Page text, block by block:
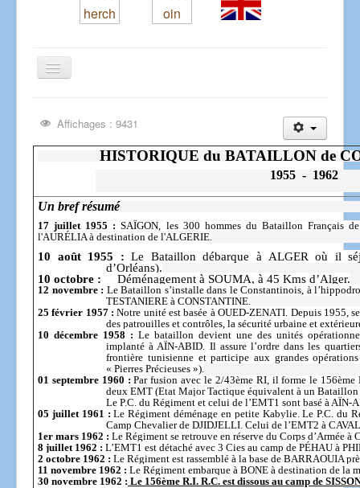
Affichages : 9431
HISTORIQUE du BATAILLON de
1955 - 1962
Un bref résumé
17 juillet 1955 : SAÏGON, les 300 hommes du Bataillon Français
l'AURÉLIA à destination de l'ALGERIE.
10 août 1955 : Le Bataillon débarque à ALGER où il
d’Orléans).
10 octobre :
Déménagement à SOUMA, à 45 Kms d’Alger.
12 novembre : Le Bataillon s’installe dans le Constantinois, à
TESTANIERE à CONSTANTINE.
25 février 1957 : Notre unité est basée à OUED-ZENATI. Depuis 1955,
des patrouilles et contrôles, la sécurité urbaine et
10 décembre 1958 : Le bataillon devient une des unités
implanté à AÏN-ABID. Il assure l’ordre dans les
frontière tunisienne et participe aux grandes
« Pierres Précieuses »).
01 septembre 1960 : Par fusion avec le 2/43èmeRI, il forme le 156ème
deux EMT (Etat Major Tactique équivalent à un
Le P.C. du Régiment et celui de l’EMT1 sont basé à AÏN-
05 juillet 1961 : Le Régiment déménage en petite Kabylie. Le P.C. du
Camp Chevalier de DJIDJELLI. Celui de l’EMT2 à
1er mars 1962 : Le Régiment se retrouve en réserve du Corps d’Armée à
8 juillet 1962 : L’EMT1 est détaché avec 3 Cies au camp de PÉHAU à
2 octobre 1962 : Le Régiment est rassemblé à la base de BARRAOUIA
11 novembre 1962 : Le Régiment embarque à BONE à destination de la
30 novembre 1962 : Le 156ème R.I. R.C. est dissous au camp de